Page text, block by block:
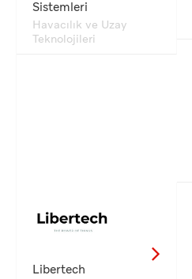
Sistemleri
Havacılık ve Uzay
Teknolojileri
Libertech